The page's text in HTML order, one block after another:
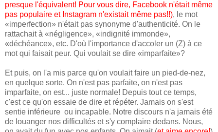
presque l'équivalent! Pour vous dire, Facebook n'était même
pas populaire et Instagram n'existait même pas!!), le mot
«imperfection» n'était pas synonyme d'authenticité. On le
rattachait à «négligence», «indignité immonde»,
«déchéance», etc. D'où l'importance d'accoler un (Z) à ce
mot qui faisait peur. Qui voulait se dire «imparfaite»?
Et puis, on l'a mis parce qu'on voulait faire un pied-de-nez,
en quelque sorte. On n'est pas parfaite, on n'est pas
imparfaite, on est... juste normale! Depuis tout ce temps,
c'est ce qu'on essaie de dire et répéter. Jamais on s'est
sentie inférieure ou incapable. Notre discours n'a jamais été
de louanger nos difficultés et s'y complaire dedans. Nous,